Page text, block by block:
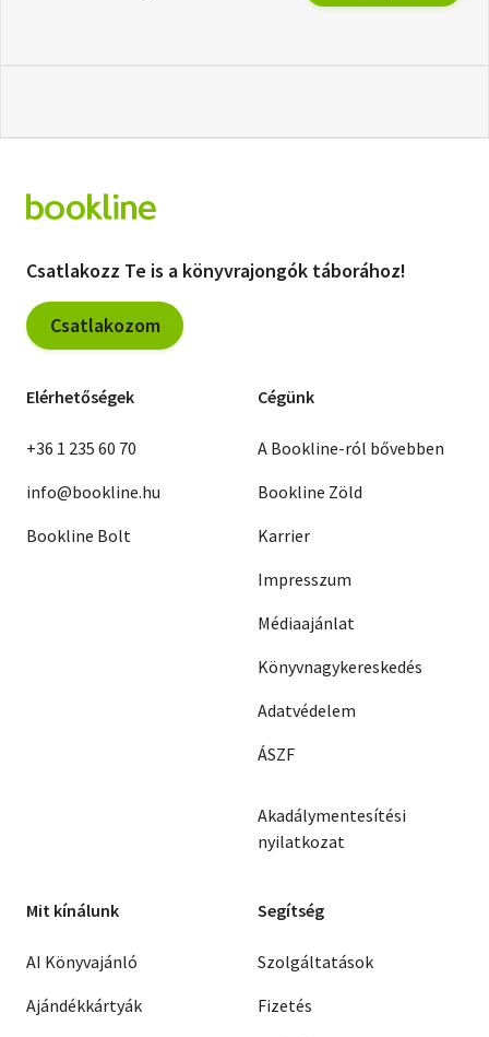
Csatlakozz Te is a könyvrajongók táborához!
Csatlakozom
Elérhetőségek
+36 1 235 60 70
info@bookline.hu
Bookline Bolt
Cégünk
A Bookline-ról bővebben
Bookline Zöld
Karrier
Impresszum
Médiaajánlat
Könyvnagykereskedés
Adatvédelem
ÁSZF
Akadálymentesítési
nyilatkozat
Mit kínálunk
AI Könyvajánló
Ajándékkártyák
Segítség
Szolgáltatások
Fizetés